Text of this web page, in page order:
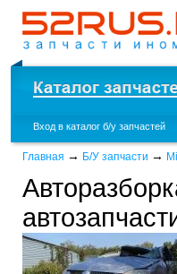
Вход в каталог б/у запчастей
Главная → Б/У запчасти →